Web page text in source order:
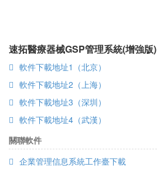
速拓醫療器械GSP管理系統(增強版)
軟件下載地址1（北京）
軟件下載地址2（上海）
軟件下載地址3（深圳）
軟件下載地址4（武漢）
關聯軟件
企業管理信息系統工作臺下載